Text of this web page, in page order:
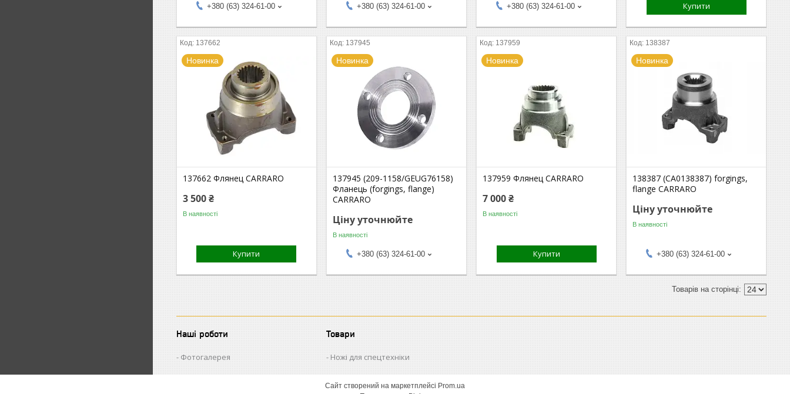
+380 (63) 324-61-00 +380 (63) 324-61-00 +380 (63) 324-61-00 Купити
137662
Новинка
137662 Флянец CARRARO
3 500 ₴
В наявності
Купити
137945
Новинка
137945 (209-1158/GEUG76158)
Фланець (forgings, flange)
CARRARO
Ціну уточнюйте
В наявності
+380 (63) 324-61-00
137959
Новинка
137959 Флянец CARRARO
7 000 ₴
В наявності
Купити
138387
Новинка
138387 (CA0138387) forgings,
flange CARRARO
Ціну уточнюйте
В наявності
+380 (63) 324-61-00
Наші роботи
Фотогалерея
Товари
Ножі для спецтехніки
Сайт створений на маркетплейсі Prom.ua